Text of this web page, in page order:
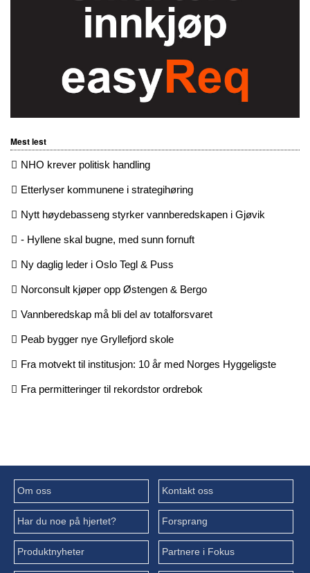
Mest lest
NHO krever politisk handling
Etterlyser kommunene i strategihøring
Nytt høydebasseng styrker vannberedskapen i Gjøvik
- Hyllene skal bugne, med sunn fornuft
Ny daglig leder i Oslo Tegl & Puss
Norconsult kjøper opp Østengen & Bergo
Vannberedskap må bli del av totalforsvaret
Peab bygger nye Gryllefjord skole
Fra motvekt til institusjon: 10 år med Norges Hyggeligste
Fra permitteringer til rekordstor ordrebok
Om oss Kontakt oss
Har du noe på hjertet? Forsprang
Produktnyheter Partnere i Fokus